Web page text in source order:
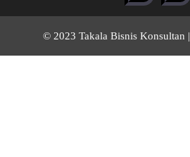
© 2023 Takala Bisnis Konsultan |